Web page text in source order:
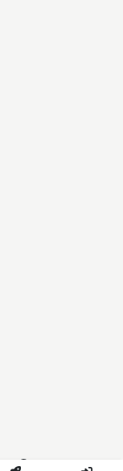
2014-2026 Annict